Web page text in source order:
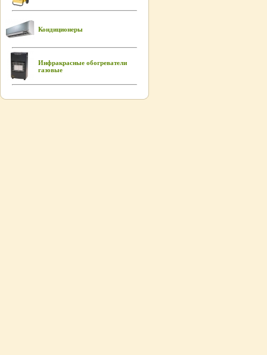
Кондиционеры
Инфракрасные обогреватели
газовые